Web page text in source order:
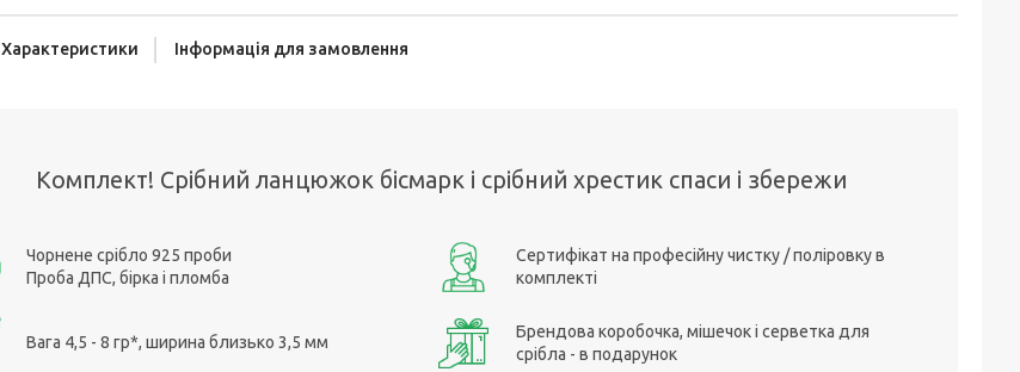
Характеристики Інформація для замовлення
Комплект! Срібний ланцюжок бісмарк і срібний хрестик спаси і збережи
Чорнене срібло 925 проби
Проба ДПС, бірка і пломба
Вага 4,5 - 8 гр*, ширина близько 3,5 мм
Сертифікат на професійну чистку / поліровку в
комплекті
Брендова коробочка, мішечок і серветка для
срібла - в подарунок